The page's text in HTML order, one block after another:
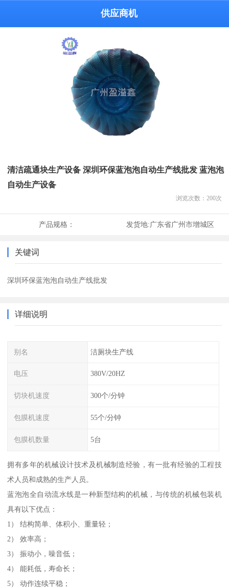
供应商机
清洁疏通块生产设备 深圳环保蓝泡泡自动生产线批发 蓝泡泡
自动生产设备
浏览次数： 200次
产品规格： 发货地:广东省广州市增城区
关键词
深圳环保蓝泡泡自动生产线批发
详细说明
别名 洁厕块生产线
电压 380V/20HZ
切块机速度 300个/分钟
包膜机速度 55个/分钟
包膜机数量 5台
拥有多年的机械设计技术及机械制造经验，有一批有经验的工程技
术人员和成熟的生产人员。
蓝泡泡全自动流水线是一种新型结构的机械，与传统的机械包装机
具有以下优点：
1） 结构简单、体积小、重量轻；
2） 效率高；
3） 振动小，噪音低；
4） 能耗低，寿命长；
5） 动作连续平稳；